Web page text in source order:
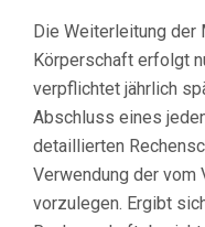
Die Weiterleitung der
Körperschaft erfolgt
verpflichtet jährlich
Abschluss eines
detaillierten
Verwendung der vom
vorzulegen. Ergibt